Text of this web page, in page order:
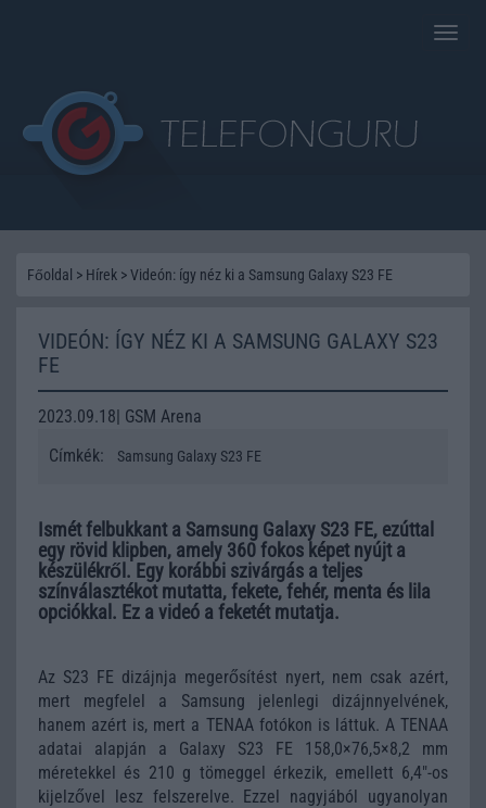
Toggle
Főoldal > Hírek >Videón: így néz ki a Samsung Galaxy S23 FE
VIDEÓN: ÍGY NÉZ KI A SAMSUNG GALAXY S23
FE
2023.09.18| GSM Arena
Címkék:
Samsung Galaxy S23 FE
Ismét felbukkant a Samsung Galaxy S23 FE, ezúttal
egy rövid klipben, amely 360 fokos képet nyújt a
készülékről. Egy korábbi szivárgás a teljes
színválasztékot mutatta, fekete, fehér, menta és lila
opciókkal. Ez a videó a feketét mutatja.
Az S23 FE dizájnja megerősítést nyert, nem csak azért,
mert megfelel a Samsung jelenlegi dizájnnyelvének,
hanem azért is, mert a TENAA fotókon is láttuk. A TENAA
adatai alapján a Galaxy S23 FE 158,0×76,5×8,2 mm
méretekkel és 210 g tömeggel érkezik, emellett 6,4"-os
kijelzővel lesz felszerelve. Ezzel nagyjából ugyanolyan